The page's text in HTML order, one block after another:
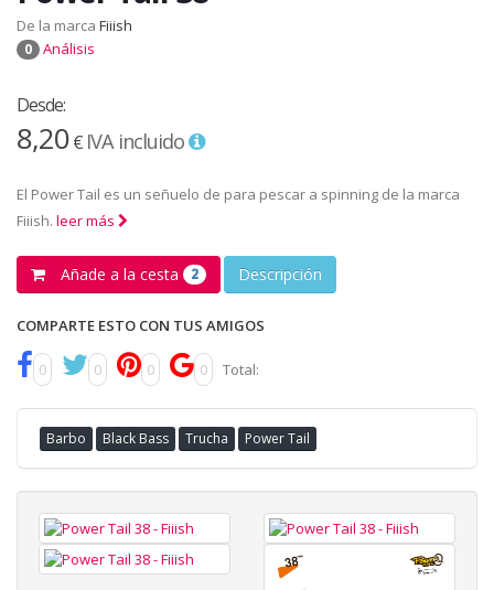
De la marca Fiiish
0 Análisis
Desde:
8,20€ IVA incluido
El Power Tail es un señuelo de para pescar a spinning de la marca
Fiiish. leer más
Añade a la cesta 2 Descripción
COMPARTE ESTO CON TUS AMIGOS
0 0 0 0 Total:
Barbo Black Bass Trucha Power Tail